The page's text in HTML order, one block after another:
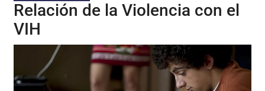
Relación de la Violencia con el
VIH